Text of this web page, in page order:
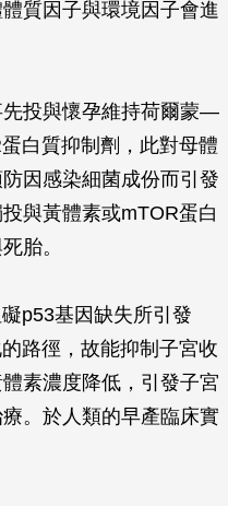
質因子與環境因子會進
投與懷孕維持荷爾蒙—
白質抑制劑，此對母體
因感染細菌成份而引發
與黃體素或mTOR蛋白
胎。
p53基因缺失所引發
路徑，故能抑制子宮收
素濃度降低，引發子宮
。於人類的早產臨床實